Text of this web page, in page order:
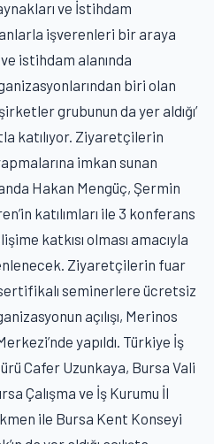
ve İstihdam
işverenleri bir araya
istihdam alanında
biri olan
grubunun da yer aldığı’
katılıyor. Ziyaretçilerin
imkan sunan
Hakan Mengüç, Şermin
katılımları ile 3 konferans
katkısı olması amacıyla
Ziyaretçilerin fuar
seminerlere ücretsiz
açılışı, Merinos
yapıldı. Türkiye İş
Cafer Uzunkaya, Bursa Vali
Çalışma ve İş Kurumu İl
ile Bursa Kent Konseyi